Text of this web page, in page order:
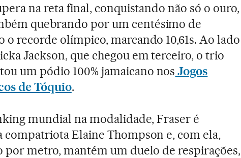
na reta final, conquistando não só o ouro,
quebrando por um centésimo de
o recorde olímpico, marcando 10,61s. Ao lado
Jackson, que chegou em terceiro, o trio
um pódio 100% jamaicano nos Jogos
de Tóquio.
mundial na modalidade, Fraser é
compatriota Elaine Thompson e, com ela,
por metro, mantém um duelo de respirações,